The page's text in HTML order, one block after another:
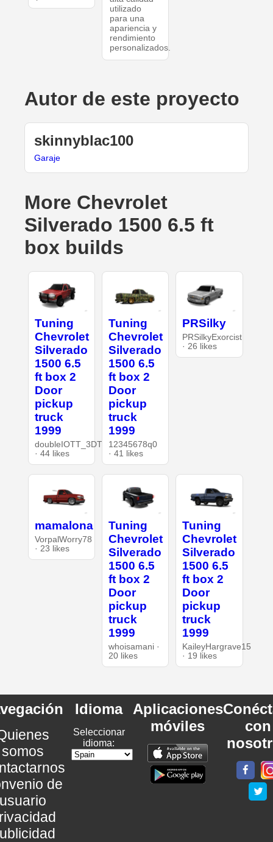
utilizado
para una
apariencia y
rendimiento
personalizados.
Autor de este proyecto
skinnyblac100
Garaje
More Chevrolet
Silverado 1500 6.5 ft
box builds
Tuning
Chevrolet
Silverado
1500 6.5
ft box 2
Door
pickup
truck
1999
doubleIOTT_3DT
· 44 likes
Tuning
Chevrolet
Silverado
1500 6.5
ft box 2
Door
pickup
truck
1999
12345678q0
· 41 likes
PRSilky
PRSilkyExorcist
· 26 likes
mamalona
VorpalWorry78
· 23 likes
Tuning
Chevrolet
Silverado
1500 6.5
ft box 2
Door
pickup
truck
1999
whoisamani ·
20 likes
Tuning
Chevrolet
Silverado
1500 6.5
ft box 2
Door
pickup
truck
1999
KaileyHargrave15
· 19 likes
somos
de
Idioma
Seleccionar
idioma:
Aplicaciones
móviles
con